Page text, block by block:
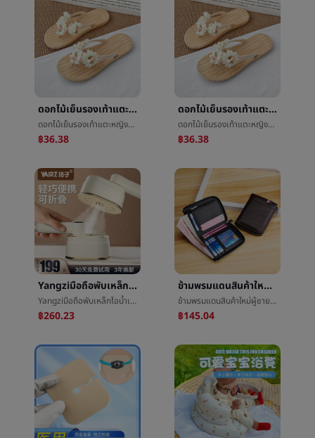
ดอกไม้เย็นรองเท้าแตะหญิงฤดูร้อนข้างนอกสวมใส่แบนสามารถเปียกน้ำริมทะเลรูปแฉกแนวตั้งลากการแข่งขันกระโปรงโพซี่ย์Miaรองเท้าแตะ
ดอกไม้เย็นรองเท้าแตะหญิงฤดูร้อนข้างนอกสวมใส่แบนสามารถเปียกน้ำริมทะเลรูปแฉกแนวตั้งลากการแข่งขันกระโปรงโพซี่ย์Miaรองเท้าแตะ
฿36.38
ดอกไม้เย็นรองเท้าแตะหญิงฤดูร้อนข้างนอกสวมใส่แบนสามารถเปียกน้ำริมทะเลรูปแฉกแนวตั้งลากการแข่งขันกระโปรงโพซี่ย์Miaรองเท้าแตะ
ดอกไม้เย็นรองเท้าแตะหญิงฤดูร้อนข้างนอกสวมใส่แบนสามารถเปียกน้ำริมทะเลรูปแฉกแนวตั้งลากการแข่งขันกระโปรงโพซี่ย์Miaรองเท้าแตะ
฿36.38
Yangziมือถือพับเหล็กไอน้ำเรือกลไฟเสื้อผ้าครัวเรือนขนาดเล็กเครื่องรีดผ้าแบบพกพาใหญ่ไอน้ำç¨เสื้อผ้าเครื่องยุโรปแทรก
Yangziมือถือพับเหล็กไอน้ำเรือกลไฟเสื้อผ้าครัวเรือนขนาดเล็กเครื่องรีดผ้าแบบพกพาใหญ่ไอน้ำç¨เสื้อผ้าเครื่องยุโรปแทรก
฿260.23
ข้ามพรมแดนสินค้าใหม่ผู้ชายกระเป๋าสตางค์rfidบัตรบรรจุภัณฑ์สั้นกระเป๋าสตางค์หัวชั้นcowhideบัตรบรรจุภัณฑ์ขโมยแปรงหญิงผู้ถือบัตรแพคเกจM
ข้ามพรมแดนสินค้าใหม่ผู้ชายกระเป๋าสตางค์rfidบัตรบรรจุภัณฑ์สั้นกระเป๋าสตางค์หัวชั้นcowhideบัตรบรรจุภัณฑ์ขโมยแปรงหญิงผู้ถือบัตรแพคเกจM
฿145.04